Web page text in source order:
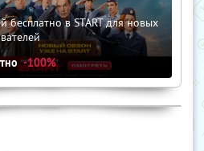
бесплатно в START для новых
-100%